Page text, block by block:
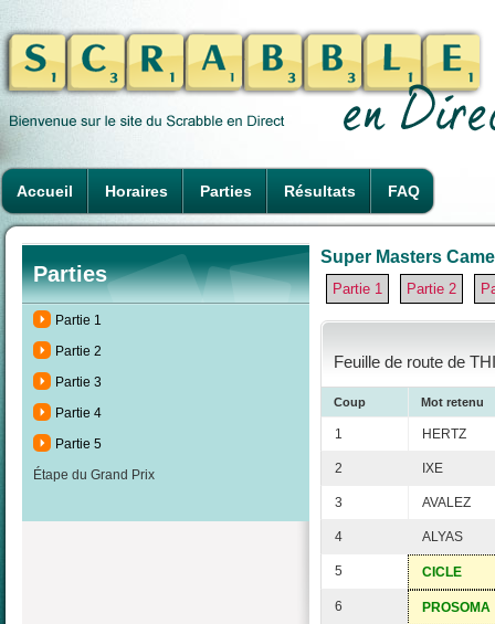
Accueil Horaires Parties Résultats FAQ
Parties
Partie 1
Partie 2
Partie 3
Partie 4
Partie 5
Étape du Grand Prix
Super Masters
Partie 1 Partie 2
Feuille de route de
Coup Mot retenu
1 HERTZ
2 IXE
3 AVALEZ
4 ALYAS
5 CICLE
6 PROSOMA